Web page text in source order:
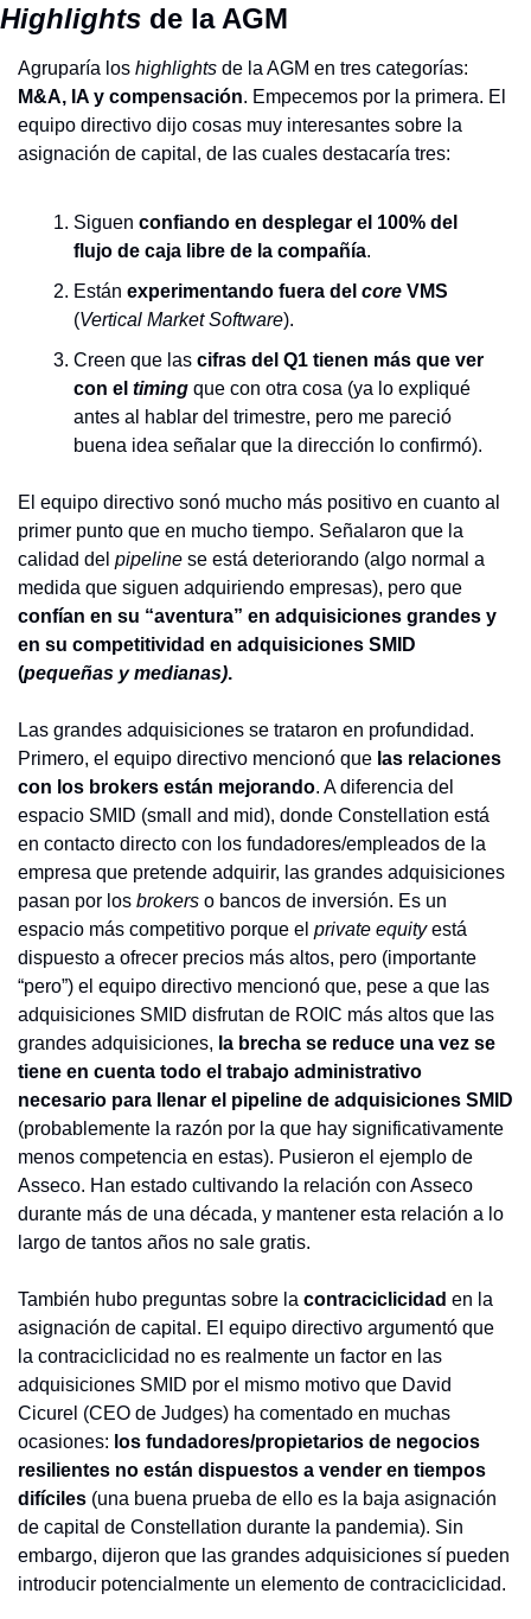
Highlights de la AGM
Agruparía los highlights
M&A, IA y compensación. Empecemos por la primera. El
equipo directivo dijo cosas muy interesantes sobre la
asignación de capital, de las cuales destacaría tres:
Siguen confiando en desplegar el 100% del
flujo de caja libre de la compañía.
Están experimentando fuera del core VMS
(Vertical Market Software).
Creen que las cifras del Q1 tienen más que ver
con el timing que con otra cosa (ya lo expliqué
antes al hablar del trimestre, pero me pareció
buena idea señalar que la dirección lo confirmó).
El equipo directivo sonó mucho más positivo en cuanto al
primer punto que en mucho tiempo. Señalaron que la
calidad del pipeline se está deteriorando (algo normal a
confían en su “aventura” en adquisiciones grandes y
en su competitividad en adquisiciones SMID
(pequeñas y medianas).
Las grandes adquisiciones se trataron en profundidad.
Primero, el equipo directivo mencionó que las relaciones
con los brokers están mejorando. A diferencia del
espacio SMID (small and mid), donde Constellation está
en contacto directo con los fundadores/empleados de la
empresa que pretende adquirir, las grandes adquisiciones
pasan por los brokers o bancos de inversión. Es un
espacio más competitivo porque el private equity está
dispuesto a ofrecer precios más altos, pero (importante
“pero”) el equipo directivo mencionó que, pese a que las
adquisiciones SMID disfrutan de ROIC más altos que las
grandes adquisiciones, la brecha se reduce una vez se
tiene en cuenta todo el trabajo administrativo
necesario para llenar el pipeline de adquisiciones SMID
(probablemente la razón por la que hay significativamente
menos competencia en estas). Pusieron el ejemplo de
Asseco. Han estado cultivando la relación con Asseco
durante más de una década, y mantener esta relación a lo
largo de tantos años no sale gratis.
También hubo preguntas sobre la contraciclicidad en la
asignación de capital. El equipo directivo argumentó que
la contraciclicidad no es realmente un factor en las
adquisiciones SMID por el mismo motivo que David
Cicurel (CEO de Judges) ha comentado en muchas
ocasiones: los fundadores/propietarios de negocios
resilientes no están dispuestos a vender en tiempos
difíciles (una buena prueba de ello es la baja asignación
de capital de Constellation durante la pandemia). Sin
embargo, dijeron que las grandes adquisiciones sí pueden
introducir potencialmente un elemento de contraciclicidad.